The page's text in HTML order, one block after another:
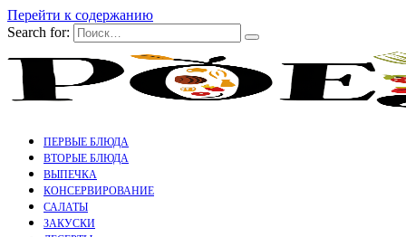
Перейти к содержанию
Search for:
ПЕРВЫЕ БЛЮДА
ВТОРЫЕ БЛЮДА
ВЫПЕЧКА
КОНСЕРВИРОВАНИЕ
САЛАТЫ
ЗАКУСКИ